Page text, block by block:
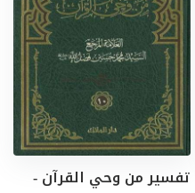
تفسير من وحي القرآن -